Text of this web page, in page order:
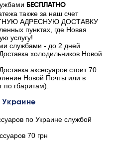
БЕСПЛАТНО
также за наш счет
АДРЕСНУЮ ДОСТАВКУ
пунктах, где Новая
услугу!
службами - до 2 дней
Доставка холодильников Новой
Доставка аксесуаров стоит 70
Новой Почты или в
по гбаритам).
Украине
по Украине службой
70 грн